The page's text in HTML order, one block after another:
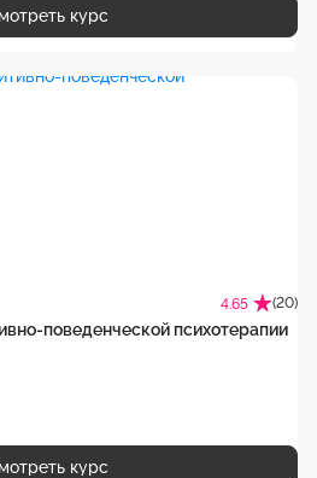
курс
4.65 (20)
поведенческой психотерапии
курс